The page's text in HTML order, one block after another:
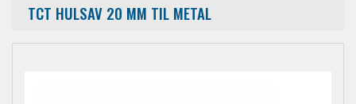
TCT HULSAV 20 MM TIL METAL